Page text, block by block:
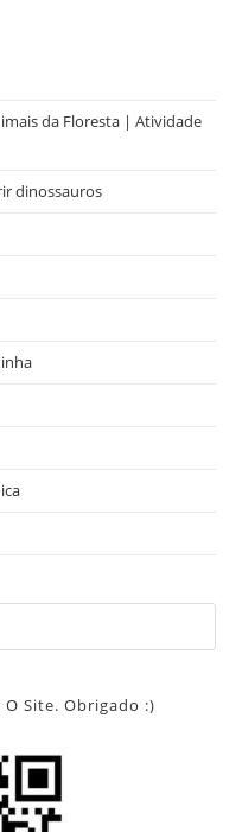
da Floresta | Atividade
dinossauros
O Site. Obrigado :)